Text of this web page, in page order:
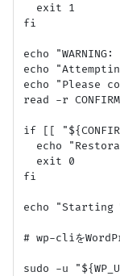
  exit 1
fi
echo
echo
echo "Please
read -r
if [[
echo
  exit 0
fi
echo "Starting
# wp-cliを
sudo -u